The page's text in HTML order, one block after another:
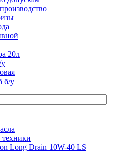
20л
б/у
Long Drain 10W-40 LS